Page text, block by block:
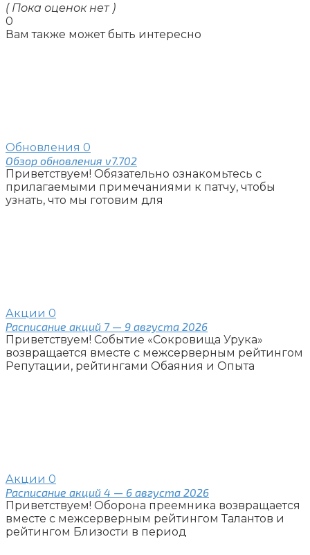
( Пока оценок нет )
0
Вам также может быть интересно
Обновления 0
Обзор обновления v7.702
Приветствуем! Обязательно ознакомьтесь с
прилагаемыми примечаниями к патчу, чтобы
узнать, что мы готовим для
Акции 0
Расписание акций 7 — 9 августа 2026
Приветствуем! Событие «Сокровища Урука»
возвращается вместе с межсерверным рейтингом
Репутации, рейтингами Обаяния и Опыта
Акции 0
Расписание акций 4 — 6 августа 2026
Приветствуем! Оборона преемника возвращается
вместе с межсерверным рейтингом Талантов и
рейтингом Близости в период